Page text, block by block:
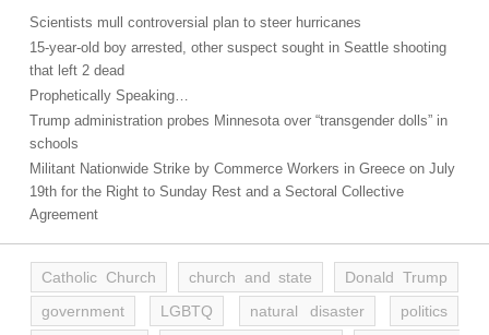
Scientists mull controversial plan to steer hurricanes
15-year-old boy arrested, other suspect sought in Seattle shooting
that left 2 dead
Prophetically Speaking…
Trump administration probes Minnesota over “transgender dolls” in
schools
Militant Nationwide Strike by Commerce Workers in Greece on July
19th for the Right to Sunday Rest and a Sectoral Collective
Agreement
Catholic Church church and state
Donald Trump
government
LGBTQ natural disaster
politics